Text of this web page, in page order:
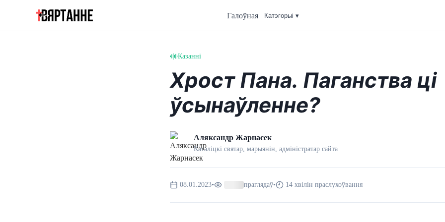
Галоўная Катэгорыi ▾
Казанні
Хрост Пана. Паганства ці
ўсынаўленне?
Аляксандр Жарнасек
Каталіцкі святар, марыянін, адмiнiстратар сайта
08.01.2023• праглядаў• 14 хвілін праслухоўвання